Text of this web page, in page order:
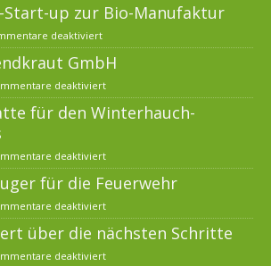
Start-up zur Bio-Manufaktur
deaktiviert
GmbH
deaktiviert
für den Winterhauch-
deaktiviert
für die Feuerwehr
deaktiviert
über die nächsten Schritte
deaktiviert